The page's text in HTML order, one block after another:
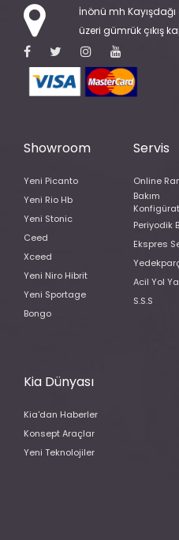
İnönü mh
üzeri gümrük çıkış
Showroom
Yeni Picanto
Yeni Rio Hb
Yeni Stonic
Ceed
Xceed
Yeni Niro Hibrit
Yeni Sportage
Bongo
Servis
Online
Bakım
Periyodik
Ekspres
Acil Yol
S.S.S
Kia Dünyası
Kia'dan Haberler
Konsept Araçlar
Yeni Teknolojiler